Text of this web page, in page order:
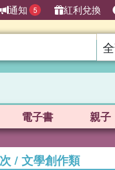
通知 5 紅利兌換
電子書 親子
/ 文學創作類